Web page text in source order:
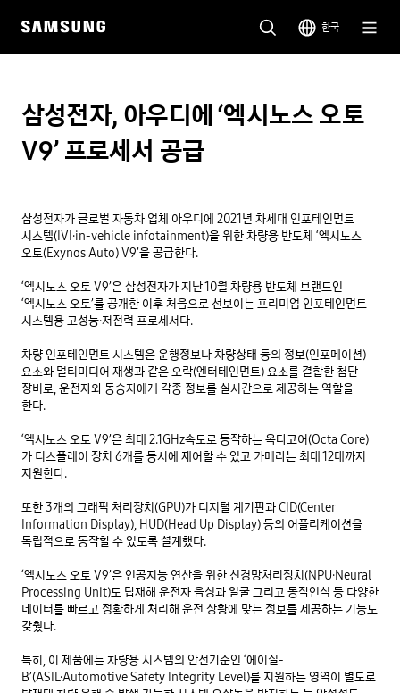
한국
삼성전자, 아우디에 ‘엑시노스 오토
V9’ 프로세서 공급
삼성전자가 글로벌 자동차 업체 아우디에 2021년 차세대 인포테인먼트
시스템(IVI∙in-vehicle infotainment)을 위한 차량용 반도체 ‘엑시노스
오토(Exynos Auto) V9’을 공급한다.
‘엑시노스 오토 V9’은 삼성전자가 지난 10월 차량용 반도체 브랜드인
‘엑시노스 오토’를 공개한 이후 처음으로 선보이는 프리미엄 인포테인먼트
시스템용 고성능·저전력 프로세서다.
차량 인포테인먼트 시스템은 운행정보나 차량상태 등의 정보(인포메이션)
요소와 멀티미디어 재생과 같은 오락(엔터테인먼트) 요소를 결합한 첨단
장비로, 운전자와 동승자에게 각종 정보를 실시간으로 제공하는 역할을
한다.
‘엑시노스 오토 V9’은 최대 2.1GHz속도로 동작하는 옥타코어(Octa Core)
가 디스플레이 장치 6개를 동시에 제어할 수 있고 카메라는 최대 12대까지
지원한다.
또한 3개의 그래픽 처리장치(GPU)가 디지털 계기판과 CID(Center
Information Display), HUD(Head Up Display) 등의 어플리케이션을
독립적으로 동작할 수 있도록 설계했다.
‘엑시노스 오토 V9’은 인공지능 연산을 위한 신경망처리장치(NPU∙Neural
Processing Unit)도 탑재해 운전자 음성과 얼굴 그리고 동작인식 등 다양한
데이터를 빠르고 정확하게 처리해 운전 상황에 맞는 정보를 제공하는 기능도
갖췄다.
특히, 이 제품에는 차량용 시스템의 안전기준인 ‘에이실-
B’(ASIL∙Automotive Safety Integrity Level)를 지원하는 영역이 별도로